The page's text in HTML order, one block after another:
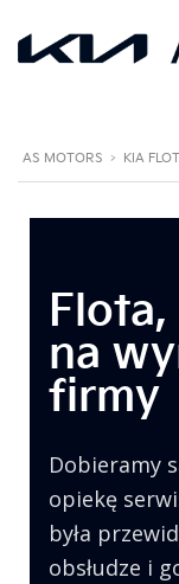
AS MOTORS > KIA
na
firmy
Dobieramy
opiekę
była
obsłudze i